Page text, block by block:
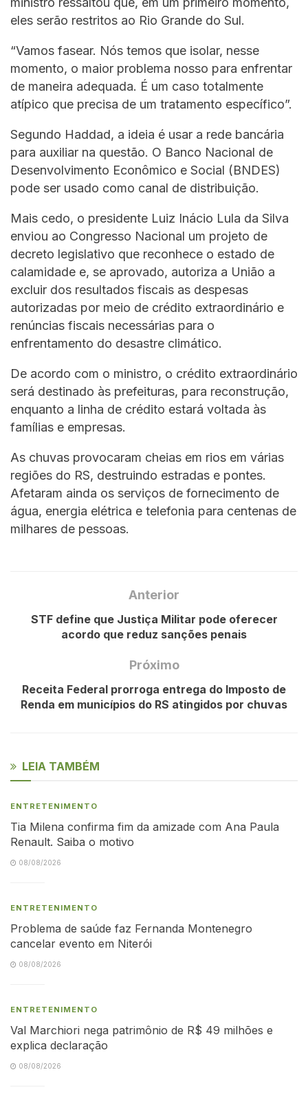
eles serão restritos ao Rio Grande do Sul.
“Vamos fasear. Nós temos que isolar, nesse
momento, o maior problema nosso para enfrentar
de maneira adequada. É um caso totalmente
atípico que precisa de um tratamento específico”.
Segundo Haddad, a ideia é usar a rede bancária
para auxiliar na questão. O Banco Nacional de
Desenvolvimento Econômico e Social (BNDES)
pode ser usado como canal de distribuição.
Mais cedo, o presidente Luiz Inácio Lula da Silva
enviou ao Congresso Nacional um projeto de
decreto legislativo que reconhece o estado de
calamidade e, se aprovado, autoriza a União a
excluir dos resultados fiscais as despesas
autorizadas por meio de crédito extraordinário e
renúncias fiscais necessárias para o
enfrentamento do desastre climático.
De acordo com o ministro, o crédito extraordinário
será destinado às prefeituras, para reconstrução,
enquanto a linha de crédito estará voltada às
famílias e empresas.
As chuvas provocaram cheias em rios em várias
regiões do RS, destruindo estradas e pontes.
Afetaram ainda os serviços de fornecimento de
água, energia elétrica e telefonia para centenas de
milhares de pessoas.
Anterior
STF define que Justiça Militar pode oferecer
acordo que reduz sanções penais
Próximo
Receita Federal prorroga entrega do Imposto de
Renda em municípios do RS atingidos por chuvas
LEIA TAMBÉM
ENTRETENIMENTO
Tia Milena confirma fim da amizade com Ana Paula
Renault. Saiba o motivo
08/08/2026
ENTRETENIMENTO
Problema de saúde faz Fernanda Montenegro
cancelar evento em Niterói
08/08/2026
ENTRETENIMENTO
Val Marchiori nega patrimônio de R$ 49 milhões e
explica declaração
08/08/2026